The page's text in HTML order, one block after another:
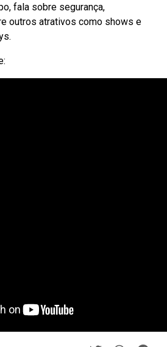
fala sobre segurança,
outros atrativos como shows e